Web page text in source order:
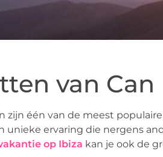
van
zijn één van de meest
unieke ervaring die nergens
op Ibiza kan je ook de